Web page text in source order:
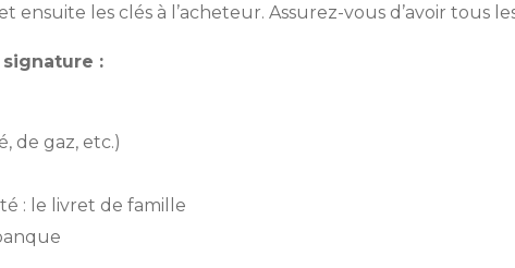
ensuite les clés à l’acheteur. Assurez-vous d’avoir tous
:
de gaz, etc.)
: le livret de famille